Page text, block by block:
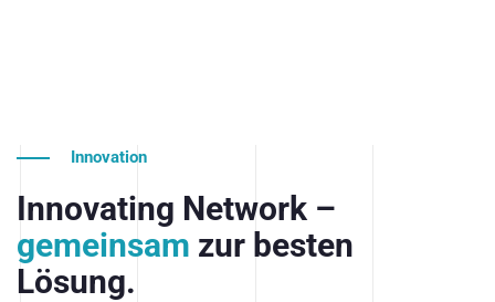
Innovation
Innovating Network –
gemeinsam zur besten
Lösung.